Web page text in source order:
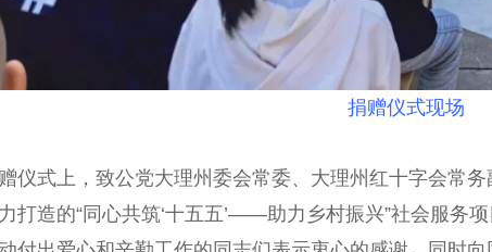
捐赠仪式现场
上，致公党大理州委会常委、大理州红十字会常务
打造的“同心共筑‘十五五’——助力乡村振兴”社会服务